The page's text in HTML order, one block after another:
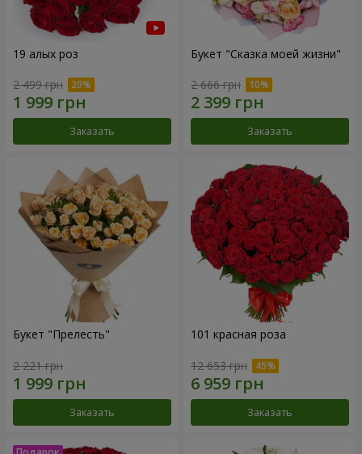
19 алых роз
2 499 грн
Заказать
Букет "Сказка моей жизни"
2 666 грн
Заказать
Букет "Прелесть"
2 221 грн
Заказать
101 красная роза
12 653 грн
Заказать